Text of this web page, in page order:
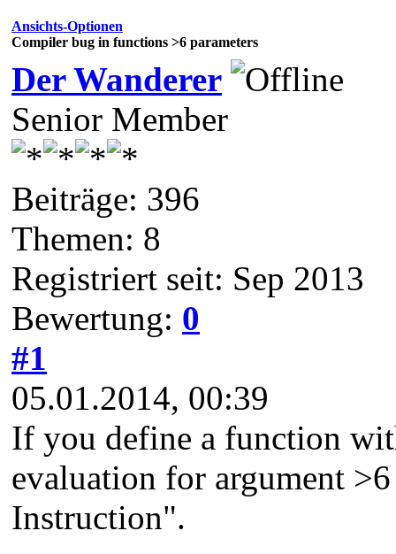
Ansichts-Optionen
Compiler bug in functions >6 parameters
Der Wanderer
Senior Member
Beiträge: 396
Themen: 8
Registriert seit: Sep 2013
Bewertung: 0
#1
05.01.2014, 00:39
If you define a function
evaluation for argument
Instruction".